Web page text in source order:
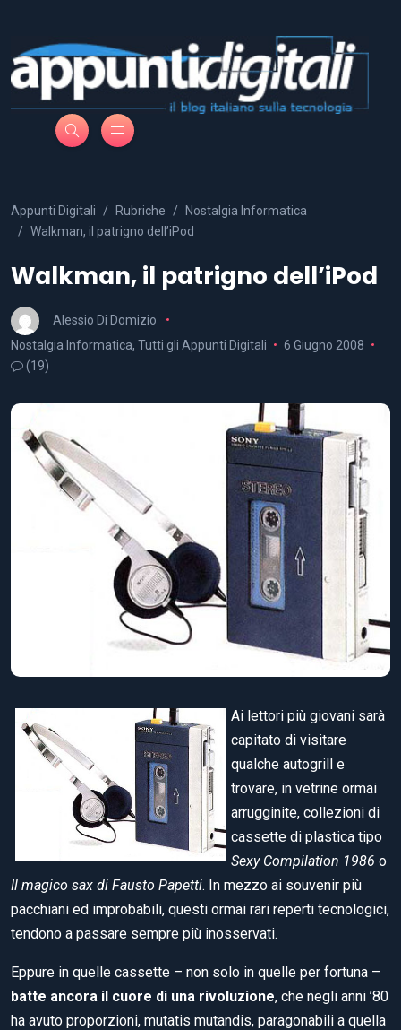
Appunti Digitali Rubriche
Nostalgia Informatica
Walkman, il patrigno dell’iPod
Walkman, il patrigno dell’iPod
Alessio Di Domizio
Nostalgia Informatica, Tutti gli Appunti Digitali
6 Giugno 2008
(19)
Ai lettori più giovani sarà
capitato di visitare
qualche autogrill e
trovare, in vetrine ormai
arrugginite, collezioni di
cassette di plastica tipo
Sexy Compilation 1986 o
Il magico sax di Fausto Papetti. In mezzo ai souvenir più
pacchiani ed improbabili, questi ormai rari reperti tecnologici,
tendono a passare sempre più inosservati.
Eppure in quelle cassette – non solo in quelle per fortuna –
batte ancora il cuore di una rivoluzione, che negli anni ’80
ha avuto proporzioni, mutatis mutandis, paragonabili a quella